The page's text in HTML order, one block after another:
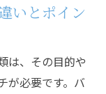
いとポイン
は、その目的や
が必要です。バ